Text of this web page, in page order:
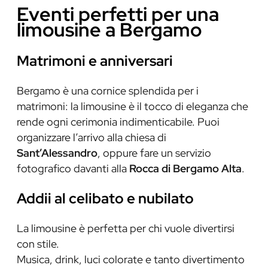
Eventi perfetti per una
limousine a Bergamo
Matrimoni e anniversari
Bergamo è una cornice splendida per i
matrimoni: la limousine è il tocco di eleganza che
rende ogni cerimonia indimenticabile. Puoi
organizzare l’arrivo alla chiesa di
Sant’Alessandro, oppure fare un servizio
fotografico davanti alla Rocca di Bergamo Alta.
Addii al celibato e nubilato
La limousine è perfetta per chi vuole divertirsi
con stile.
Musica, drink, luci colorate e tanto divertimento